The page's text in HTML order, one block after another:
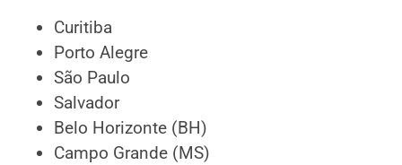
Curitiba
Porto Alegre
São Paulo
Salvador
Belo Horizonte (BH)
Campo Grande (MS)